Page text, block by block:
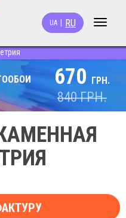
Toggle
UA RU
670 ГРН.
840ГРН.